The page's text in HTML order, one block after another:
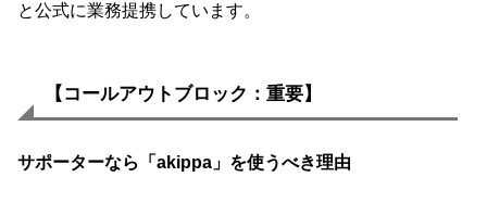
と公式に業務提携しています。
【コールアウトブロック：重要】
サポーターなら「akippa」を使うべき理由